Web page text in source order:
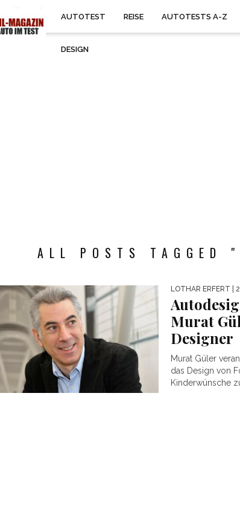
AUTOTEST REISE AUTOTESTS A-Z
DESIGN
ALL POSTS TAGGED
LOTHAR ERFERT |
Murat
Designer
Murat Güler
das Design von
Kinderwünsche